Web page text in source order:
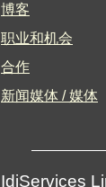
博客
职业和机会
合作
新闻媒体 / 媒体
IdiServices